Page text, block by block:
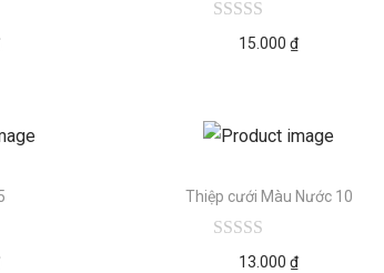
15.000₫
Thiệp cưới Màu Nước 10
13.000₫